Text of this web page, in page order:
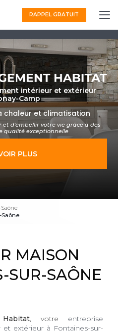
RAPPEL GRATUIT
intérieur et extérieur
Camp
chaleur et climatisation
d'embellir votre vie grâce à des
qualité exceptionnelle
PLUS
MAISON
SUR-SAÔNE
, votre entreprise
et extérieur à Fontaines-sur-